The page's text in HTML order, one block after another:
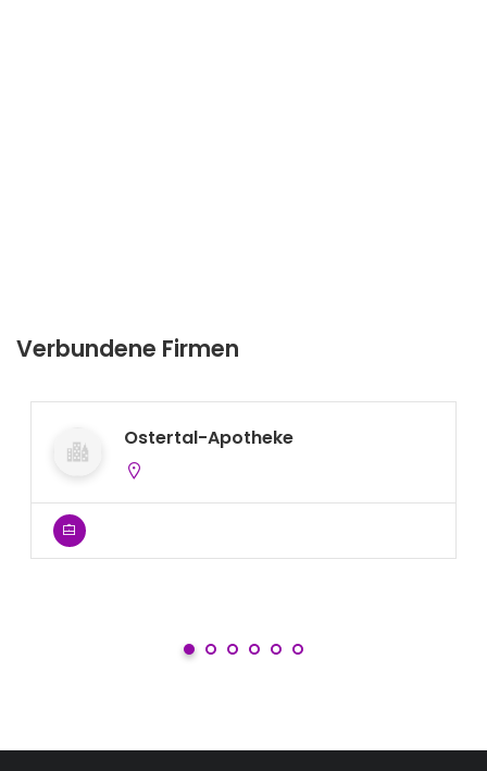
Verbundene Firmen
Ostertal-Apotheke